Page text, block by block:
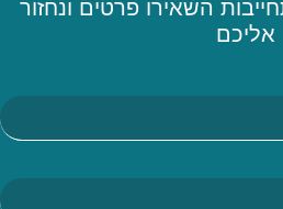
השאירו פרטים ונחזור
אליכם